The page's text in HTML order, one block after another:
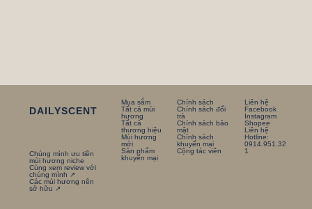
DAILYSCENT
Chúng mình ưu tiên
mùi hương niche
Cùng xem review với
chúng mình ↗
Các mùi hương nên
sở hữu ↗
Mua sắm
Tất cả mùi
hương
Tất cả
thương hiệu
Mùi hương
mới
Sản phẩm
khuyến mại
Chính sách
Chính sách đổi
trà
Chính sách bảo
mật
Chính sách
khuyến mại
Cộng tác viên
Liên hệ
Facebook
Instagram
Shopee
Liên hệ
Hotline:
0914.951.32
1